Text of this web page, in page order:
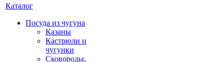
Каталог
Посуда из чугуна
Казаны
Кастрюли и
чугунки
Сковороды,